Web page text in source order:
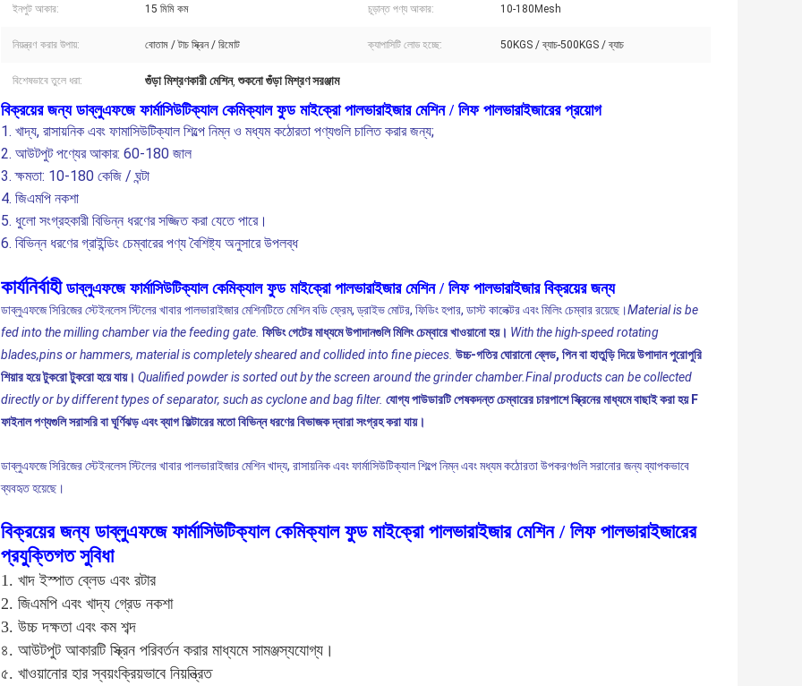
ইনপুট আকার: 15 মিমি কম চূড়ান্ত পণ্য আকার: 10-180Mesh
নিয়ন্ত্রণ করার উপায়: বোতাম / টাচ স্ক্রিন / রিমোট ক্যাপাসিটি লোড হচ্ছে: 50KGS / ব্যাচ-500KGS / ব্যাচ
বিশেষভাবে তুলে ধরা: গুঁড়া মিশ্রণকারী মেশিন, শুকনো গুঁড়া মিশ্রণ সরঞ্জাম
বিক্রয়ের জন্য ডাব্লুএফজে ফার্মাসিউটিক্যাল কেমিক্যাল ফুড মাইক্রো পালভারাইজার মেশিন / লিফ পালভারাইজারের প্রয়োগ
1. খাদ্য, রাসায়নিক এবং ফামাসিউটিক্যাল শিল্পে নিম্ন ও মধ্যম কঠোরতা পণ্যগুলি চালিত করার জন্য;
2. আউটপুট পণ্যের আকার: 60-180 জাল
3. ক্ষমতা: 10-180 কেজি / ঘন্টা
4. জিএমপি নকশা
5. ধুলো সংগ্রহকারী বিভিন্ন ধরণের সজ্জিত করা যেতে পারে।
6. বিভিন্ন ধরণের গ্রাইন্ডিং চেম্বারের পণ্য বৈশিষ্ট্য অনুসারে উপলব্ধ
কার্যনির্বাহী ডাব্লুএফজে ফার্মাসিউটিক্যাল কেমিক্যাল ফুড মাইক্রো পালভারাইজার মেশিন / লিফ পালভারাইজার বিক্রয়ের জন্য
ডাব্লুএফজে সিরিজের স্টেইনলেস স্টিলের খাবার পালভারাইজার মেশিনটিতে মেশিন বডি ফ্রেম, ড্রাইভ মোটর, ফিডিং হপার, ডাস্ট কালেক্টর এবং মিলিং চেম্বার রয়েছে।Material is be
fed into the milling chamber via the feeding gate. ফিডিং গেটের মাধ্যমে উপাদানগুলি মিলিং চেম্বারে খাওয়ানো হয়। With the high-speed rotating
blades,pins or hammers, material is completely sheared and collided into fine pieces. উচ্চ-গতির ঘোরানো ব্লেড, পিন বা হাতুড়ি দিয়ে উপাদান পুরোপুরি
শিয়ার হয়ে টুকরো টুকরো হয়ে যায়। Qualified powder is sorted out by the screen around the grinder chamber.Final products can be collected
directly or by different types of separator, such as cyclone and bag filter. যোগ্য পাউডারটি পেষকদন্ত চেম্বারের চারপাশে স্ক্রিনের মাধ্যমে বাছাই করা হয় F
ফাইনাল পণ্যগুলি সরাসরি বা ঘূর্ণিঝড় এবং ব্যাগ ফিল্টারের মতো বিভিন্ন ধরণের বিভাজক দ্বারা সংগ্রহ করা যায়।
ডাব্লুএফজে সিরিজের স্টেইনলেস স্টিলের খাবার পালভারাইজার মেশিনখাদ্য, রাসায়নিক এবং ফার্মাসিউটিক্যাল শিল্পে নিম্ন এবং মধ্যম কঠোরতা উপকরণগুলি সরানোর জন্য ব্যাপকভাবে
ব্যবহৃত হয়েছে।
বিক্রয়ের জন্য ডাব্লুএফজে ফার্মাসিউটিক্যাল কেমিক্যাল ফুড মাইক্রো পালভারাইজার মেশিন / লিফ পালভারাইজারের
প্রযুক্তিগত সুবিধা
1. খাদ ইস্পাত ব্লেড এবং রটার
2. জিএমপি এবং খাদ্য গ্রেড নকশা
3. উচ্চ দক্ষতা এবং কম শব্দ
৪. আউটপুট আকারটি স্ক্রিন পরিবর্তন করার মাধ্যমে সামঞ্জস্যযোগ্য।
৫. খাওয়ানোর হার স্বয়ংক্রিয়ভাবে নিয়ন্ত্রিত